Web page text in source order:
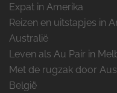
Expat in Amerika
Reizen en uitstapjes in
Australië
Leven als Au Pair in
Met de rugzak door
België